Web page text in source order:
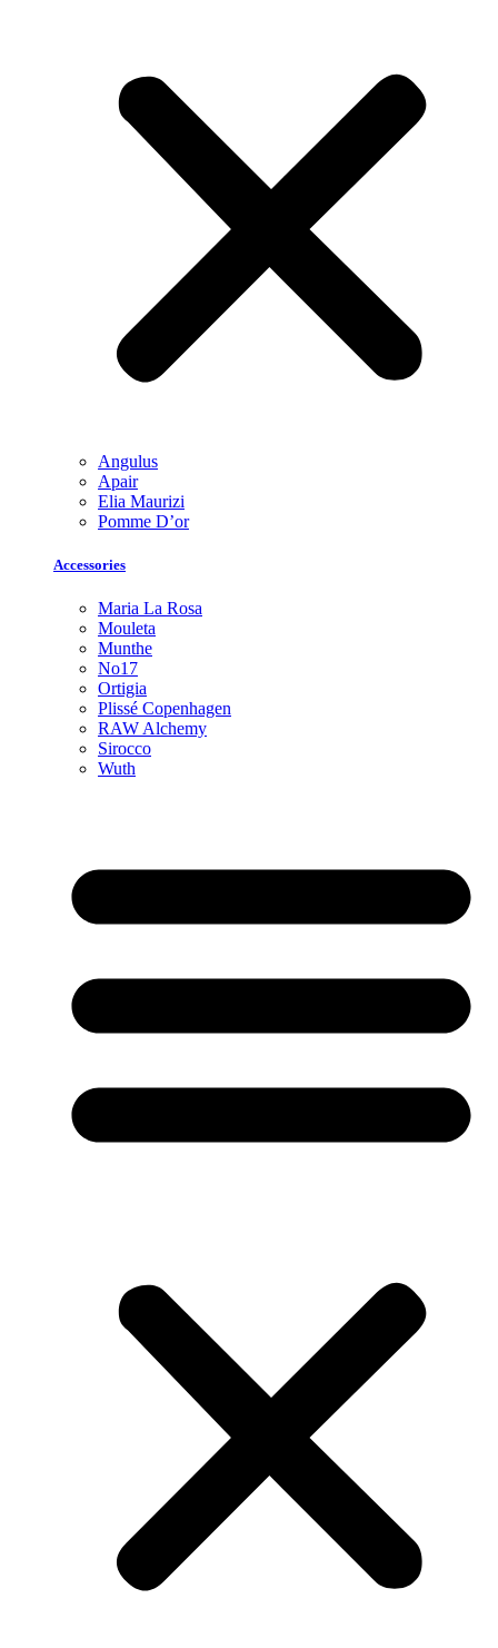
Angulus
Apair
Elia Maurizi
Pomme D’or
Accessories
Maria La Rosa
Mouleta
Munthe
No17
Ortigia
Plissé Copenhagen
RAW Alchemy
Sirocco
Wuth